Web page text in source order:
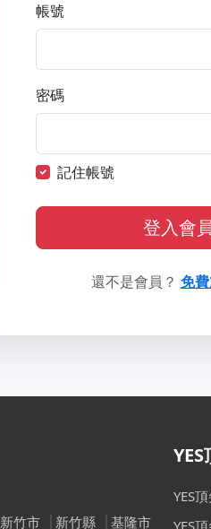
帳號
密碼
記住帳號
登入會員
還不是會員？ 免
新竹市 新竹縣 基隆市
YES
YES